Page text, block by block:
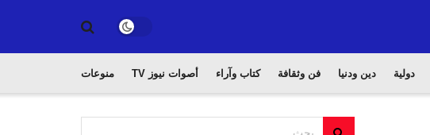
دولية دين ودنيا فن وثقافة كتاب وآراء أصوات نيوز TV منوعات